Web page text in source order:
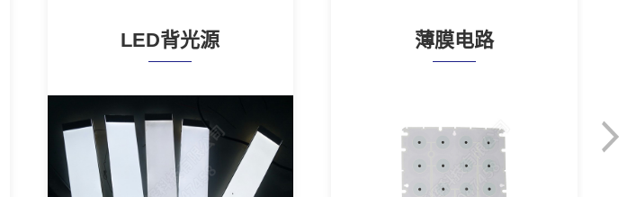
LED背光源 薄膜电路